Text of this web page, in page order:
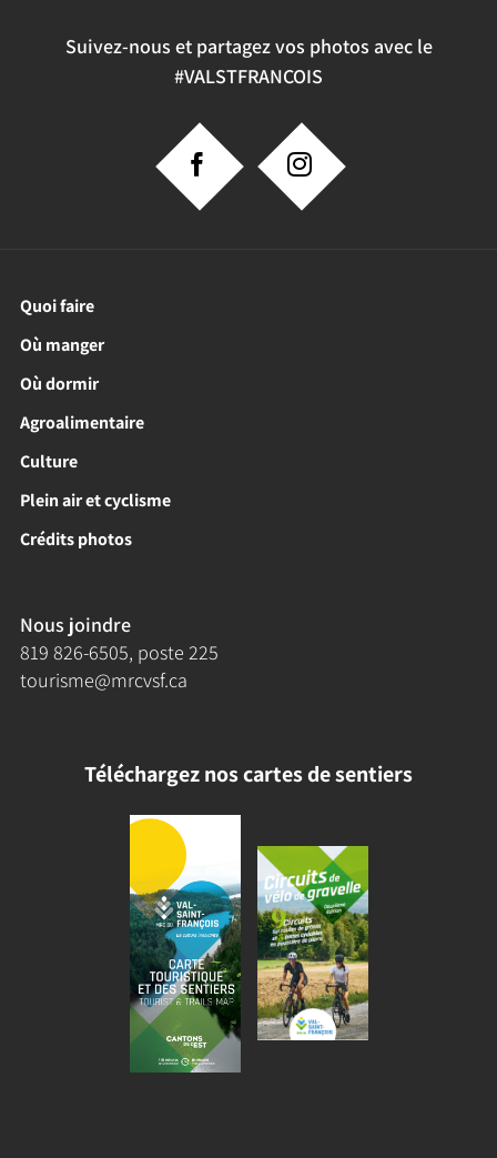
Suivez-nous et partagez vos photos avec le
#VALSTFRANCOIS
Quoi faire
Où manger
Où dormir
Agroalimentaire
Culture
Plein air et cyclisme
Crédits photos
Nous joindre
819 826-6505, poste 225
tourisme@mrcvsf.ca
Téléchargez nos cartes de sentiers